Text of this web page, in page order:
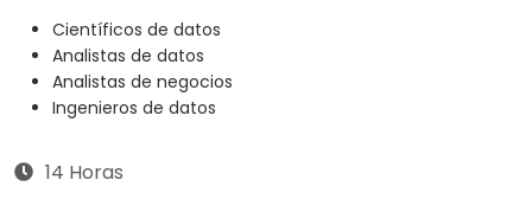
Científicos de datos
Analistas de datos
Analistas de negocios
Ingenieros de datos
14 Horas